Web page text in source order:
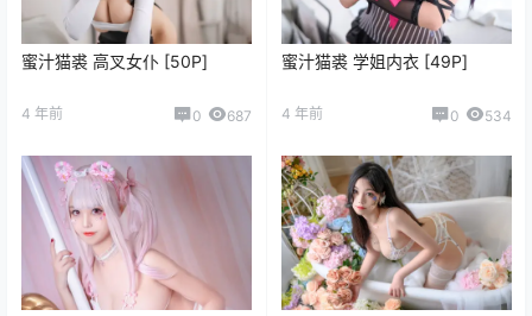
蜜汁猫裘 高叉女仆 [50P]
4 年前 0 687
蜜汁猫裘 学姐内衣 [49P]
4 年前 0 534